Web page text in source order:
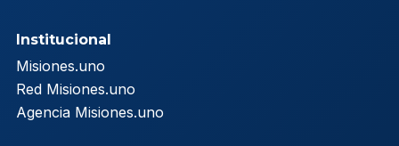
Institucional
Misiones.uno
Red Misiones.uno
Agencia Misiones.uno